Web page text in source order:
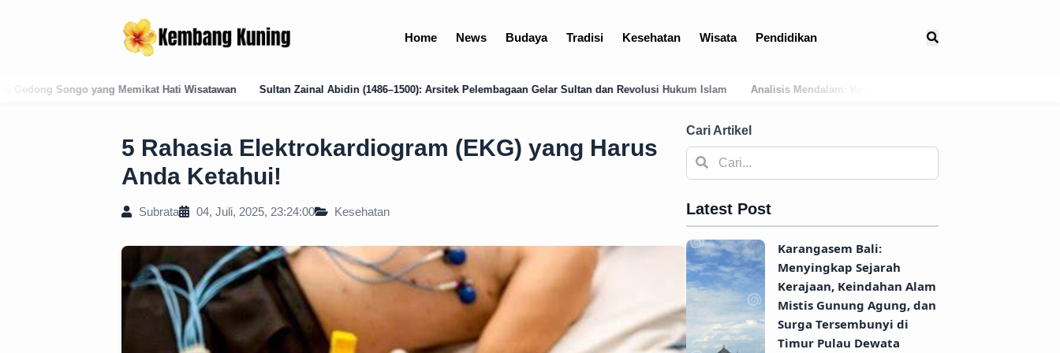
Home News Budaya Tradisi Kesehatan Wisata Pendidikan
Wisatawan Sultan Zainal Abidin (1486–1500): Arsitek Pelembagaan Gelar Sultan dan Revolusi Hukum Islam Analisis Mendalam: Kondisi Geografis Bali Barat Daya Sebagai Faktor Utama Kemunculan Pusat
5 Rahasia Elektrokardiogram (EKG) yang Harus
Anda Ketahui!
Subrata 04, Juli, 2025, 23:24:00 Kesehatan
Cari Artikel
Latest Post
Karangasem Bali:
Menyingkap Sejarah
Kerajaan, Keindahan Alam
Mistis Gunung Agung, dan
Surga Tersembunyi di
Timur Pulau Dewata